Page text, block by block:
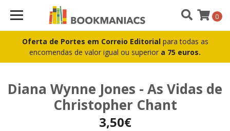
Oferta de Portes em Correio Editorial para todas as
encomendas de valor igual ou superior a 75 euros.
0
Diana Wynne Jones - As Vidas de
Christopher Chant
3,50€